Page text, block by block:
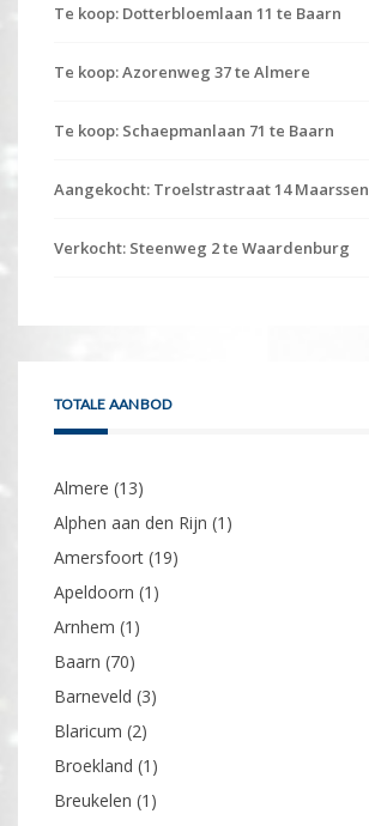
Te koop: Dotterbloemlaan 11 te Baarn
Te koop: Azorenweg 37 te Almere
Te koop: Schaepmanlaan 71 te Baarn
Aangekocht: Troelstrastraat 14 Maarssen
Verkocht: Steenweg 2 te Waardenburg
TOTALE AANBOD
Almere (13)
Alphen aan den Rijn (1)
Amersfoort (19)
Apeldoorn (1)
Arnhem (1)
Baarn (70)
Barneveld (3)
Blaricum (2)
Broekland (1)
Breukelen (1)